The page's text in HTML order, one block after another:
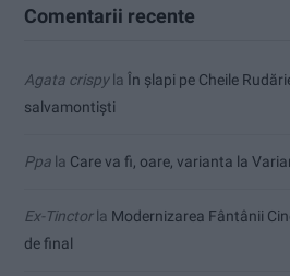
Comentarii recente
Agata crispyla În șlapi pe Cheile
salvamontiști
Ppa la Care va fi, oare, varianta la
Ex-Tinctorla Modernizarea Fântânii
de final